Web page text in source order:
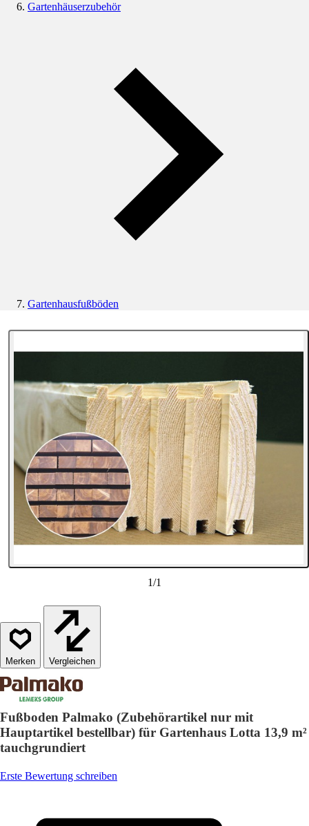
Gartenhäuserzubehör
Gartenhausfußböden
1/1
Vergleichen
Fußboden Palmako (Zubehörartikel nur mit
Hauptartikel bestellbar) für Gartenhaus Lotta 13,9 m²
tauchgrundiert
Erste Bewertung schreiben